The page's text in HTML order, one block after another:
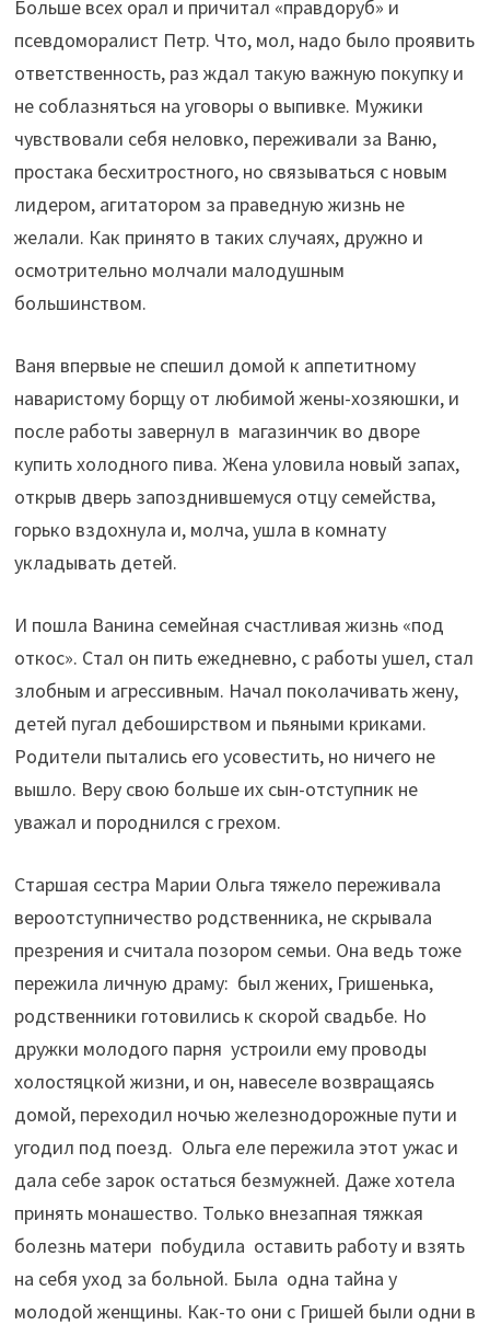
Больше всех орал и причитал «правдоруб» и
псевдоморалист Петр. Что, мол, надо было проявить
ответственность, раз ждал такую важную покупку и
не соблазняться на уговоры о выпивке. Мужики
чувствовали себя неловко, переживали за Ваню,
простака бесхитростного, но связываться с новым
лидером, агитатором за праведную жизнь не
желали. Как принято в таких случаях, дружно и
осмотрительно молчали малодушным
большинством.
Ваня впервые не спешил домой к аппетитному
наваристому борщу от любимой жены-хозяюшки, и
после работы завернул в магазинчик во дворе
купить холодного пива. Жена уловила новый запах,
открыв дверь запозднившемуся отцу семейства,
горько вздохнула и, молча, ушла в комнату
укладывать детей.
И пошла Ванина семейная счастливая жизнь «под
откос». Стал он пить ежедневно, с работы ушел, стал
злобным и агрессивным. Начал поколачивать жену,
детей пугал дебоширством и пьяными криками.
Родители пытались его усовестить, но ничего не
вышло. Веру свою больше их сын-отступник не
уважал и породнился с грехом.
Старшая сестра Марии Ольга тяжело переживала
вероотступничество родственника, не скрывала
презрения и считала позором семьи. Она ведь тоже
пережила личную драму: был жених, Гришенька,
родственники готовились к скорой свадьбе. Но
дружки молодого парня устроили ему проводы
холостяцкой жизни, и он, навеселе возвращаясь
домой, переходил ночью железнодорожные пути и
угодил под поезд. Ольга еле пережила этот ужас и
дала себе зарок остаться безмужней. Даже хотела
принять монашество. Только внезапная тяжкая
болезнь матери побудила оставить работу и взять
на себя уход за больной. Была одна тайна у
молодой женщины. Как-то они с Гришей были одни в